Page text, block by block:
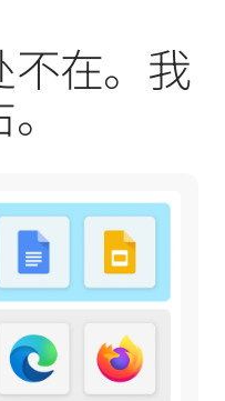
不在。我